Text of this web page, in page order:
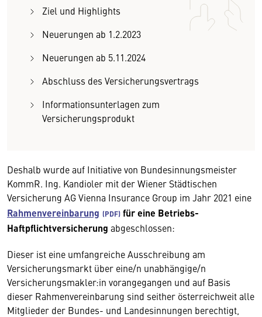
Ziel und Highlights
Neuerungen ab 1.2.2023
Neuerungen ab 5.11.2024
Abschluss des Versicherungsvertrags
Informationsunterlagen zum
Versicherungsprodukt
Deshalb wurde auf Initiative von Bundesinnungsmeister
KommR. Ing. Kandioler mit der Wiener Städtischen
Versicherung AG Vienna Insurance Group im Jahr 2021 eine
Rahmenvereinbarung
für eine Betriebs-
Haftpflichtversicherung abgeschlossen:
Dieser ist eine umfangreiche Ausschreibung am
Versicherungsmarkt über eine/n unabhängige/n
Versicherungsmakler:in vorangegangen und auf Basis
dieser Rahmenvereinbarung sind seither österreichweit alle
Mitglieder der Bundes- und Landesinnungen berechtigt,